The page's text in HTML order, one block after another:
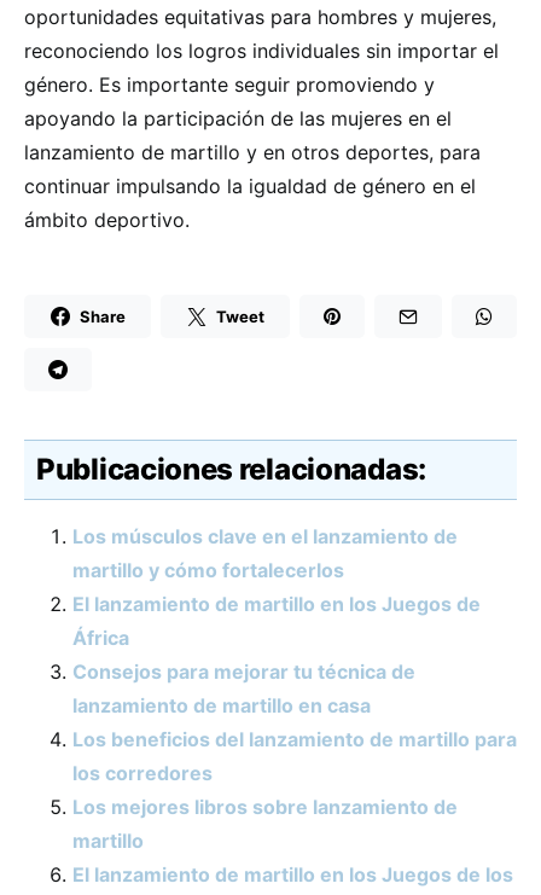
oportunidades equitativas para hombres y mujeres,
reconociendo los logros individuales sin importar el
género. Es importante seguir promoviendo y
apoyando la participación de las mujeres en el
lanzamiento de martillo y en otros deportes, para
continuar impulsando la igualdad de género en el
ámbito deportivo.
Share Tweet
Publicaciones relacionadas:
Los músculos clave en el lanzamiento de
martillo y cómo fortalecerlos
El lanzamiento de martillo en los Juegos de
África
Consejos para mejorar tu técnica de
lanzamiento de martillo en casa
Los beneficios del lanzamiento de martillo para
los corredores
Los mejores libros sobre lanzamiento de
martillo
El lanzamiento de martillo en los Juegos de los